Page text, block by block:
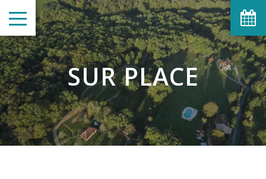
SUR PLACE